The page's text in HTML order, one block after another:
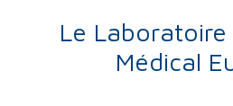
Le
Médical